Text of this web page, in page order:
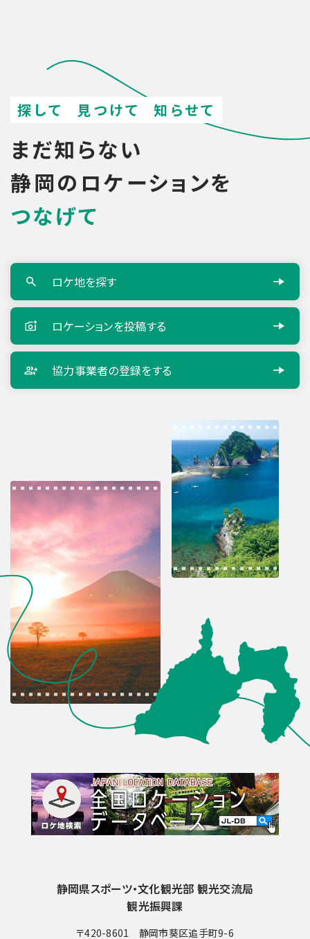
探して 見つけて 知らせて
まだ知らない
静岡のロケーションを
つなげて
ロケ地を探す
ロケーションを投稿する
協力事業者の登録をする
静岡県スポーツ・文化観光部 観光交流局
観光振興課
〒420-8601 静岡市葵区追手町9-6